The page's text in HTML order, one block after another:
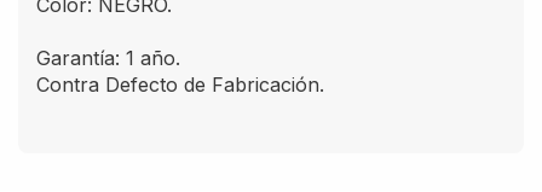
Garantía: 1 año.
Contra Defecto de Fabricación.